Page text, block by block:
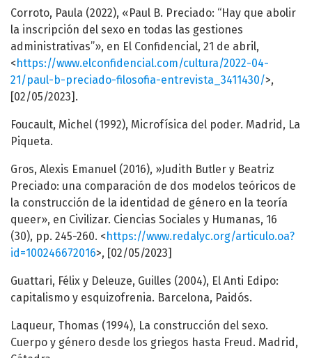
Corroto, Paula (2022), «Paul B. Preciado: “Hay que abolir
la inscripción del sexo en todas las gestiones
administrativas”», en El Confidencial, 21 de abril,
<https://www.elconfidencial.com/cultura/2022-04-
21/paul-b-preciado-filosofia-entrevista_3411430/>,
[02/05/2023].
Foucault, Michel (1992), Microfísica del poder. Madrid, La
Piqueta.
Gros, Alexis Emanuel (2016), »Judith Butler y Beatriz
Preciado: una comparación de dos modelos teóricos de
la construcción de la identidad de género en la teoría
queer», en Civilizar. Ciencias Sociales y Humanas, 16
(30), pp. 245-260. <https://www.redalyc.org/articulo.oa?
id=100246672016>, [02/05/2023]
Guattari, Félix y Deleuze, Guilles (2004), El Anti Edipo:
capitalismo y esquizofrenia. Barcelona, Paidós.
Laqueur, Thomas (1994), La construcción del sexo.
Cuerpo y género desde los griegos hasta Freud. Madrid,